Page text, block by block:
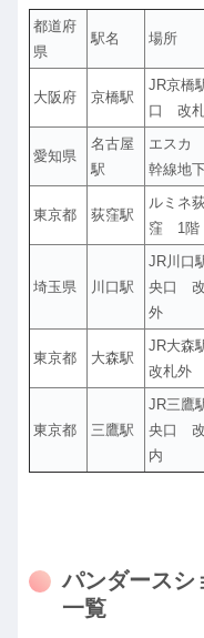
都道府
県
駅名 場所
大阪府 京橋駅
JR京橋
口 改
愛知県
名古屋
駅
エスカ
幹線地
東京都 荻窪駅
ルミネ
窪 1階
埼玉県 川口駅
JR川口
央口
外
東京都 大森駅
JR大森
改札外
東京都 三鷹駅
JR三鷹
央口
内
パンダースシ
一覧